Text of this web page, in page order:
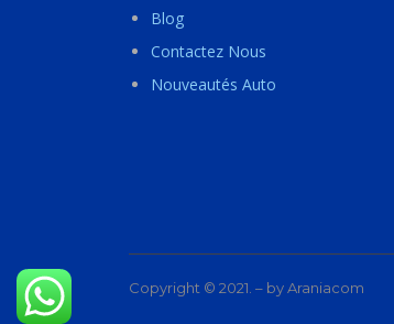
Blog
Contactez Nous
Nouveautés Auto
Copyright © 2021. – by Araniacom